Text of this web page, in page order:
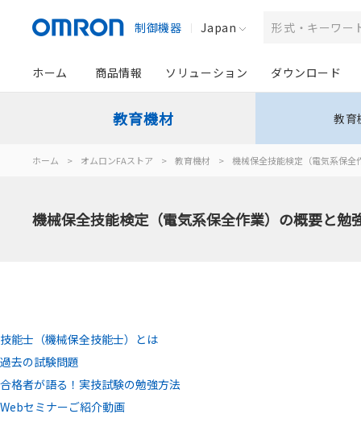
制御機器 Japan
ホーム 商品情報 ソリューション ダウンロード
教育機材 教育
ホーム > オムロンFAストア > 教育機材 > 機械保全技能検定（電気系保全
機械保全技能検定（電気系保全作業）の概要と勉
技能士（機械保全技能士）とは
過去の試験問題
合格者が語る！実技試験の勉強方法
Webセミナーご紹介動画